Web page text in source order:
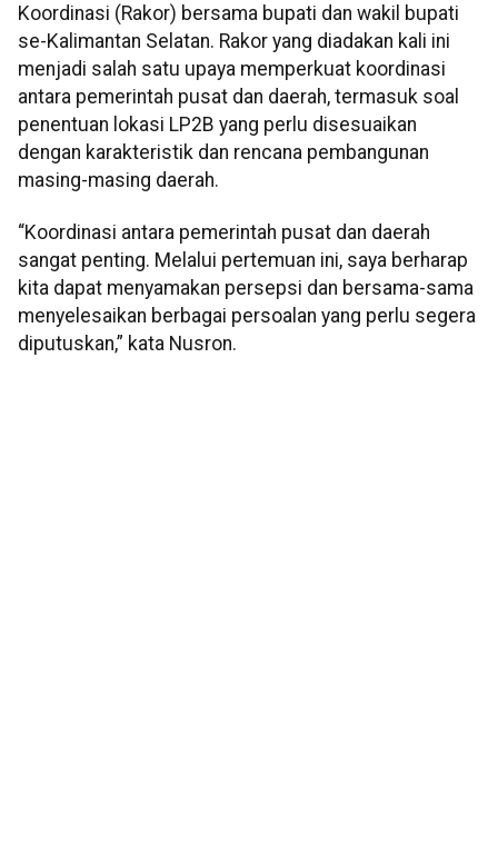
Koordinasi (Rakor) bersama bupati dan wakil bupati
se-Kalimantan Selatan. Rakor yang diadakan kali ini
menjadi salah satu upaya memperkuat koordinasi
antara pemerintah pusat dan daerah, termasuk soal
penentuan lokasi LP2B yang perlu disesuaikan
dengan karakteristik dan rencana pembangunan
masing-masing daerah.
“Koordinasi antara pemerintah pusat dan daerah
sangat penting. Melalui pertemuan ini, saya berharap
kita dapat menyamakan persepsi dan bersama-sama
menyelesaikan berbagai persoalan yang perlu segera
diputuskan,” kata Nusron.